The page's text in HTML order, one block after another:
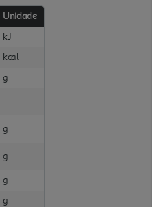
Unidade
kJ
kcal
g
g
g
g
g